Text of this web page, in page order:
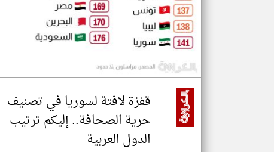
قفزة لافتة لسوريا في تصنيف
حرية الصحافة.. إليكم ترتيب
الدول العربية